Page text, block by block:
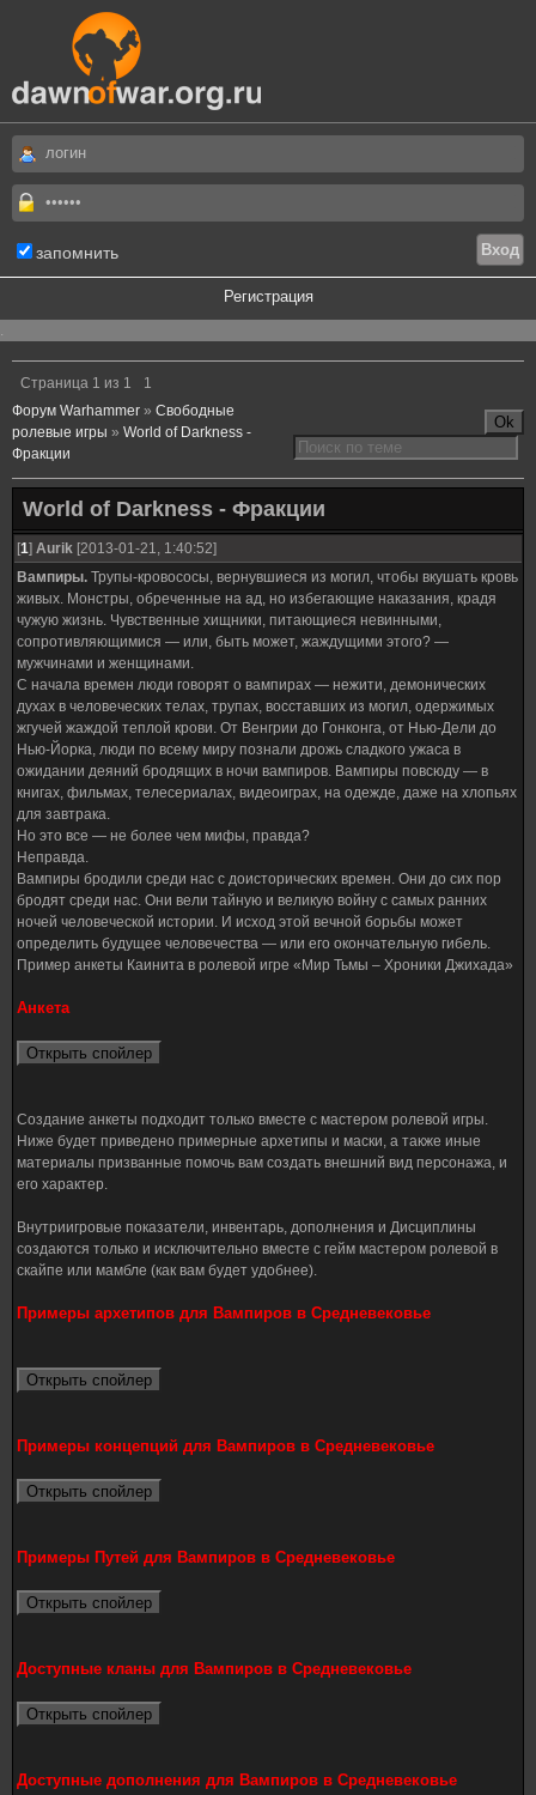
запомнить
Регистрация
.
Страница 1 из 1
1
Форум Warhammer » Свободные
ролевые игры » World of Darkness -
Фракции
World of Darkness - Фракции
[1] Aurik [2013-01-21, 1:40:52]
Вампиры. Трупы-кровососы, вернувшиеся из могил, чтобы вкушать кровь
живых. Монстры, обреченные на ад, но избегающие наказания, крадя
чужую жизнь. Чувственные хищники, питающиеся невинными,
сопротивляющимися — или, быть может, жаждущими этого? —
мужчинами и женщинами.
С начала времен люди говорят о вампирах — нежити, демонических
духах в человеческих телах, трупах, восставших из могил, одержимых
жгучей жаждой теплой крови. От Венгрии до Гонконга, от Нью-Дели до
Нью-Йорка, люди по всему миру познали дрожь сладкого ужаса в
ожидании деяний бродящих в ночи вампиров. Вампиры повсюду — в
книгах, фильмах, телесериалах, видеоиграх, на одежде, даже на хлопьях
для завтрака.
Но это все — не более чем мифы, правда?
Неправда.
Вампиры бродили среди нас с доисторических времен. Они до сих пор
бродят среди нас. Они вели тайную и великую войну с самых ранних
ночей человеческой истории. И исход этой вечной борьбы может
определить будущее человечества — или его окончательную гибель.
Пример анкеты Каинита в ролевой игре «Мир Тьмы – Хроники Джихада»
Анкета
Создание анкеты подходит только вместе с мастером ролевой игры.
Ниже будет приведено примерные архетипы и маски, а также иные
материалы призванные помочь вам создать внешний вид персонажа, и
его характер.
Внутриигровые показатели, инвентарь, дополнения и Дисциплины
создаются только и исключительно вместе с гейм мастером ролевой в
скайпе или мамбле (как вам будет удобнее).
Примеры архетипов для Вампиров в Средневековье
Примеры концепций для Вампиров в Средневековье
Примеры Путей для Вампиров в Средневековье
Доступные кланы для Вампиров в Средневековье
Доступные дополнения для Вампиров в Средневековье